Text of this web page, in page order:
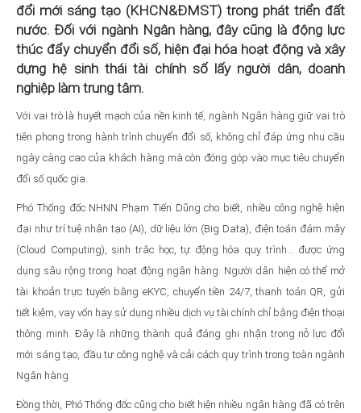
đổi mới sáng tạo (KHCN&ĐMST) trong phát triển đất
nước. Đối với ngành Ngân hàng, đây cũng là động lực
thúc đẩy chuyển đổi số, hiện đại hóa hoạt động và xây
dựng hệ sinh thái tài chính số lấy người dân, doanh
nghiệp làm trung tâm.
Với vai trò là huyết mạch của nền kinh tế, ngành Ngân hàng giữ vai trò
tiên phong trong hành trình chuyển đổi số, không chỉ đáp ứng nhu cầu
ngày càng cao của khách hàng mà còn đóng góp vào mục tiêu chuyển
đổi số quốc gia.
Phó Thống đốc NHNN Phạm Tiến Dũng cho biết, nhiều công nghệ hiện
đại như trí tuệ nhân tạo (AI), dữ liệu lớn (Big Data), điện toán đám mây
(Cloud Computing), sinh trắc học, tự động hóa quy trình… được ứng
dụng sâu rộng trong hoạt động ngân hàng. Người dân hiện có thể mở
tài khoản trực tuyến bằng eKYC, chuyển tiền 24/7, thanh toán QR, gửi
tiết kiệm, vay vốn hay sử dụng nhiều dịch vụ tài chính chỉ bằng điện thoại
thông minh. Đây là những thành quả đáng ghi nhận trong nỗ lực đổi
mới sáng tạo, đầu tư công nghệ và cải cách quy trình trong toàn ngành
Ngân hàng.
Đồng thời, Phó Thống đốc cũng cho biết hiện nhiều ngân hàng đã có trên